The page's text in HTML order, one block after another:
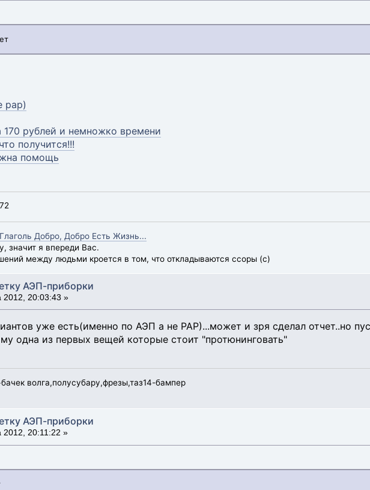
рар)
170 рублей и немножко времени
получится!!!
помощь
Добро, Добро Есть Жизнь...
значит я впереди Вас.
между людьми кроется в том, что откладываются ссоры (с)
АЭП-приборки
2012, 20:03:43 »
уже есть(именно по АЭП а не РАР)...может и зря сделал отчет..но
одна из первых вещей которые стоит "протюнинговать"
волга,полусубару,фрезы,таз14-бампер
АЭП-приборки
2012, 20:11:22 »